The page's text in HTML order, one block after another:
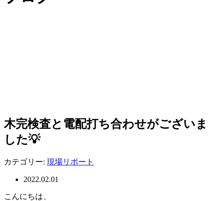
木完検査と電配打ち合わせがございま
した💡
カテゴリー: 現場リポート
2022.02.01
こんにちは、